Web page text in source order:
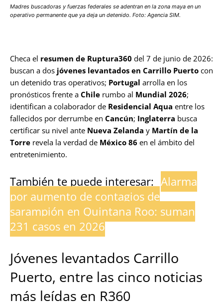
Madres buscadoras y fuerzas federales se adentran en la zona maya en un
operativo permanente que ya deja un detenido. Foto: Agencia SIM.
Checa el resumen de Ruptura360 del 7 de junio de 2026:
buscan a dos jóvenes levantados en Carrillo Puerto con
un detenido tras operativos; Portugal arrolla en los
pronósticos frente a Chile rumbo al Mundial 2026;
identifican a colaborador de Residencial Aqua entre los
fallecidos por derrumbe en Cancún; Inglaterra busca
certificar su nivel ante Nueva Zelanda y Martín de la
Torre revela la verdad de México 86 en el ámbito del
entretenimiento.
También te puede interesar: Alarma
por aumento de contagios de
sarampión en Quintana Roo: suman
231 casos en 2026
Jóvenes levantados Carrillo
Puerto, entre las cinco noticias
más leídas en R360